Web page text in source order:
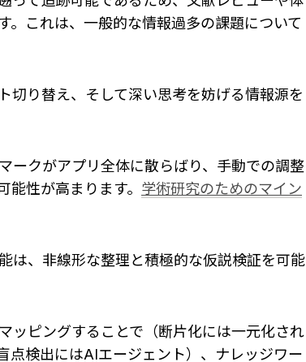
。これは、一般的な情報過多の課題について
切り替え、そして深い思考を妨げる情報源を
ークがアプリ全体に散らばり、手動での調整
性が高まります。 学術研究のためのマイン
は、非線形な整理と積極的な仮説検証を可能
ッピングすることで（断片化には一元化され
点検出にはAIエージェント）、ナレッジワー